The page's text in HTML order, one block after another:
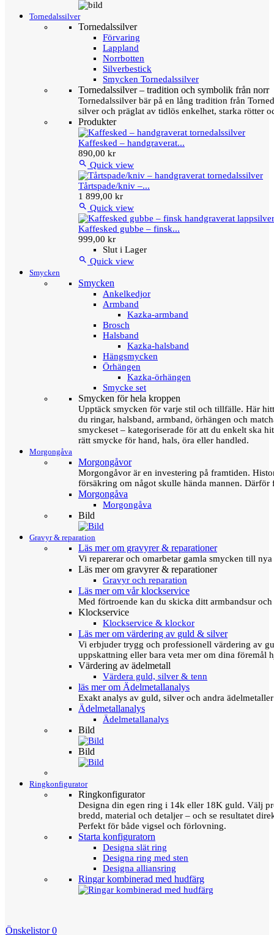
Tornedalssilver
Tornedalssilver
Förvaring
Lappland
Norrbotten
Silverbestick
Smycken Tornedalssilver
Tornedalssilver – tradition och symbolik från norr
Tornedalssilver bär på en lång tradition från
silver och präglat av tidlös enkelhet, starka rötter
Produkter
Kaffesked – handgraverat...
890,00 kr
 Quick view
Tårtspade/kniv –...
1 899,00 kr
 Quick view
Kaffesked gubbe – finsk...
999,00 kr
Slut i Lager
 Quick view
Smycken
Smycken
Ankelkedjor
Armband
Kazka-armband
Brosch
Halsband
Kazka-halsband
Hängsmycken
Örhängen
Kazka-örhängen
Smycke set
Smycken för hela kroppen
Upptäck smycken för varje stil och tillfälle. Här
du ringar, halsband, armband, örhängen och
smyckeset – kategoriserade för att du enkelt ska
rätt smycke för hand, hals, öra eller handled.
Morgongåva
Morgongåvor
Morgongåvor är en investering på framtiden.
försäkring om något skulle hända mannen.
Morgongåva
Morgongåva
Bild
Gravyr & reparation
Läs mer om gravyrer & reparationer
Vi reparerar och omarbetar gamla smycken till
Läs mer om gravyrer & reparationer
Gravyr och reparation
Läs mer om vår klockservice
Med förtroende kan du skicka ditt armbandsur
Klockservice
Klockservice & klockor
Läs mer om värdering av guld & silver
Vi erbjuder trygg och professionell värdering av
uppskattning eller bara veta mer om dina föremål
Värdering av ädelmetall
Värdera guld, silver & tenn
läs mer om Ädelmetallanalys
Exakt analys av guld, silver och andra
Ädelmetallanalys
Ädelmetallanalys
Bild
Bild
Ringkonfigurator
Ringkonfigurator
Designa din egen ring i 14k eller 18K guld. Välj
bredd, material och detaljer – och se resultatet
Perfekt för både vigsel och förlovning.
Starta konfiguratorn
Designa slät ring
Designa ring med sten
Designa alliansring
Ringar kombinerad med hudfärg
Önskelistor 0